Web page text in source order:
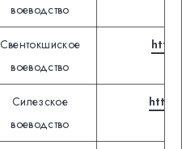
воеводство
Свентокшиское
воеводство
Силезское
воеводство